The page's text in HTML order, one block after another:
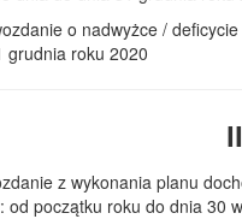
o nadwyżce /
roku 2020
z wykonania planu
od początku roku do dnia 30